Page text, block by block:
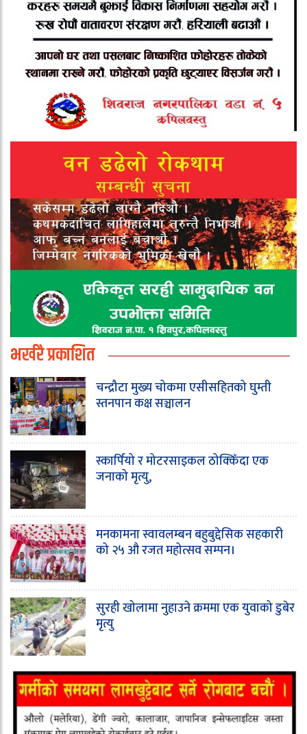
भर्खरै प्रकाशित
चन्द्रौटा मुख्य चोकमा एसीसहितको घुम्ती
स्तनपान कक्ष सञ्चालन
स्कार्पियो र मोटरसाइकल ठोक्किँदा एक
जनाको मृत्यु,
मनकामना स्वावलम्बन बहुबुद्देसिक सहकारी
को २५ औ रजत महोत्सव सम्पन।
सुरही खोलामा नुहाउने क्रममा एक युवाको डुबेर
मृत्यु